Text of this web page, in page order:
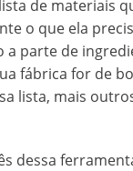
de materiais
o que ela
a parte de
fábrica for de
lista, mais
dessa